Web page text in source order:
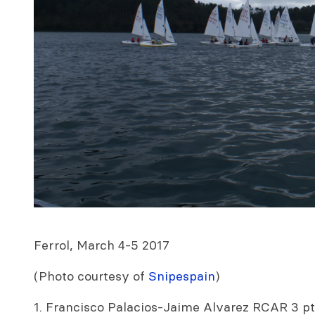
Ferrol, March 4-5 2017
(Photo courtesy of Snipespain)
1. Francisco Palacios-Jaime Alvarez RCAR 3